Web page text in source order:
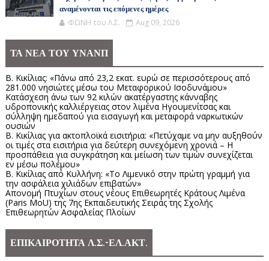
αναμένονται τις επόμενες ημέρες
ΦΩΝΗ του Λ.Σ. Aug 09, 2026
ΤΑ ΝΕΑ ΤΟΥ ΥΝΑΝΠ
Β. Κικίλιας: «Πάνω από 23,2 εκατ. ευρώ σε περισσότερους από
281.000 νησιώτες μέσω του Μεταφορικού Ισοδυνάμου»
Κατάσχεση άνω των 92 κιλών ακατέργαστης κάνναβης
υδροπονικής καλλιέργειας στον λιμένα Ηγουμενίτσας και
σύλληψη ημεδαπού για εισαγωγή και μεταφορά ναρκωτικών
ουσιών
Β. Κικίλιας για ακτοπλοϊκά εισιτήρια: «Πετύχαμε να μην αυξηθούν
οι τιμές στα εισιτήρια για δεύτερη συνεχόμενη χρονιά – Η
προσπάθεια για συγκράτηση και μείωση των τιμών συνεχίζεται
εν μέσω πολέμου»
Β. Κικίλιας από Κυλλήνη: «Το Λιμενικό στην πρώτη γραμμή για
την ασφάλεια χιλιάδων επιβατών»
Απονομή Πτυχίων στους νέους Επιθεωρητές Κράτους Λιμένα
(Paris MoU) της 7ης Εκπαιδευτικής Σειράς της Σχολής
Επιθεωρητών Ασφαλείας Πλοίων
ΕΠΙΚΑΙΡΟΤΗΤΑ Λ.Σ.-ΕΛ.ΑΚΤ.